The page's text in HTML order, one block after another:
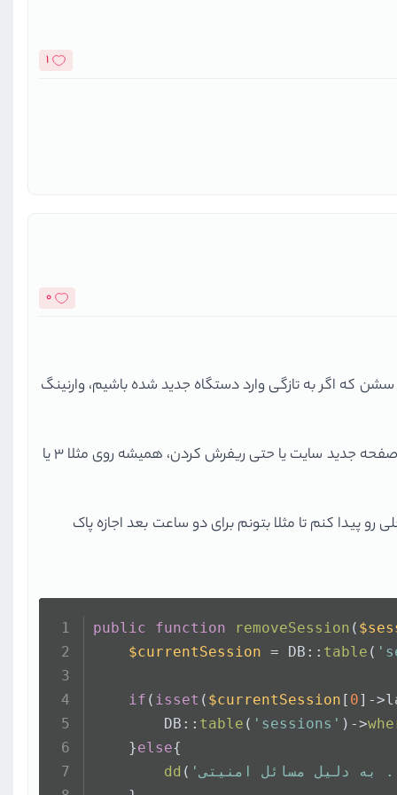
1
0
که اگر به تازگی وارد دستگاه جدید شده باشیم، وارنینگ
من سعی کردم این رو با last_activity خود سشن پیاده کنم، اما خوب چون طبیعتا last_activity نشست فعلی با وارد شدن در یک صفحه جدید سایت یا حتی ریفرش کردن، همیشه روی مثلا ۳ یا
کنم تا مثلا بتونم برای دو ساعت بعد اجازه پاک
public function removeSession (
$currentSession = DB:: table (
if ( isset ( $currentSession [ 0]-
        DB::
table ( 'sessions' )->
    }
else{
dd (
...'